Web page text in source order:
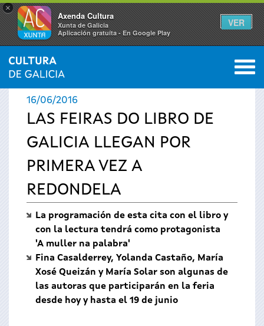
×
Axenda Cultura
Xunta de Galicia
Aplicación gratuíta - En Google Play
VER
Se
encuentra
usted
aquí
INICIO › ACTUALIDAD 0
16/06/2016
LAS FEIRAS DO LIBRO DE
GALICIA LLEGAN POR
PRIMERA VEZ A
REDONDELA
La programación de esta cita con el libro y
con la lectura tendrá como protagonista
'A muller na palabra'
Fina Casalderrey, Yolanda Castaño, María
Xosé Queizán y María Solar son algunas de
las autoras que participarán en la feria
desde hoy y hasta el 19 de junio